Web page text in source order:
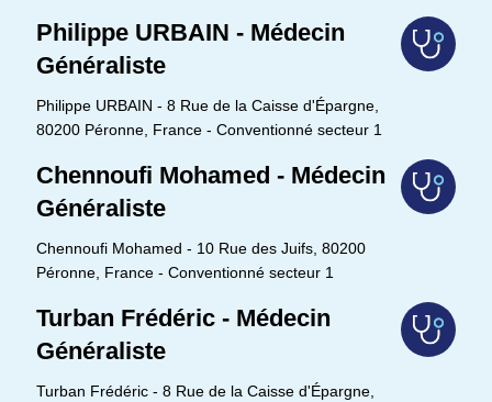
Philippe URBAIN - Médecin
Généraliste
Philippe URBAIN - 8 Rue de la Caisse d'Épargne,
80200 Péronne, France - Conventionné secteur 1
Chennoufi Mohamed - Médecin
Généraliste
Chennoufi Mohamed - 10 Rue des Juifs, 80200
Péronne, France - Conventionné secteur 1
Turban Frédéric - Médecin
Généraliste
Turban Frédéric - 8 Rue de la Caisse d'Épargne,